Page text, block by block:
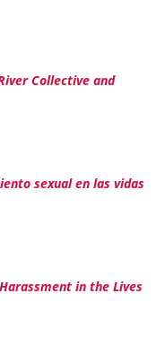
Collective and
sexual en las vidas
in the Lives